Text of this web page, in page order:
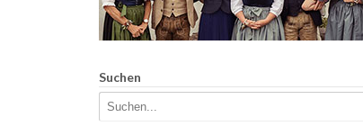
Suchen